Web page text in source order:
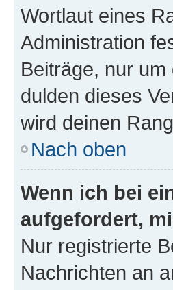
Wortlaut eines
Administration
Beiträge, nur
dulden dieses
wird deinen
Nach oben
Wenn ich bei
aufgefordert,
Nur registrierte
Nachrichten an